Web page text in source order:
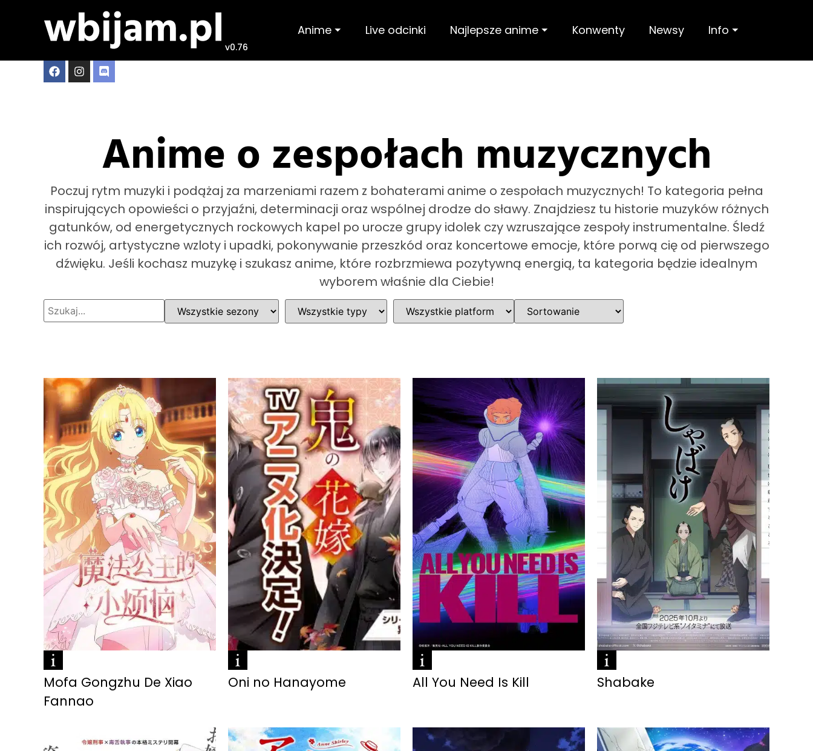
v0.76
Anime ⏷ Live odcinki Najlepsze anime ⏷ Konwenty Newsy Info ⏷
Anime o zespołach muzycznych
Poczuj rytm muzyki i podążaj za marzeniami razem z bohaterami anime o zespołach muzycznych! To kategoria pełna
inspirujących opowieści o przyjaźni, determinacji oraz wspólnej drodze do sławy. Znajdziesz tu historie muzyków różnych
gatunków, od energetycznych rockowych kapel po urocze grupy idolek czy wzruszające zespoły instrumentalne. Śledź
ich rozwój, artystyczne wzloty i upadki, pokonywanie przeszkód oraz koncertowe emocje, które porwą cię od pierwszego
dźwięku. Jeśli kochasz muzykę i szukasz anime, które rozbrzmiewa pozytywną energią, ta kategoria będzie idealnym
wyborem właśnie dla Ciebie!
Mofa Gongzhu De Xiao
Fannao
Oni no Hanayome All You Need Is Kill Shabake